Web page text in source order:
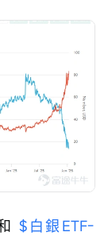
$白銀ETF-